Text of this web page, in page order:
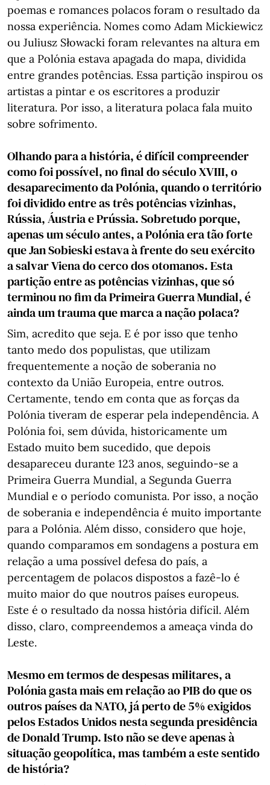
poemas e romances polacos foram o resultado da
nossa experiência. Nomes como Adam Mickiewicz
ou Juliusz Słowacki foram relevantes na altura em
que a Polónia estava apagada do mapa, dividida
entre grandes potências. Essa partição inspirou os
artistas a pintar e os escritores a produzir
literatura. Por isso, a literatura polaca fala muito
sobre sofrimento.
Olhando para a história, é difícil compreender
como foi possível, no final do século XVIII, o
desaparecimento da Polónia, quando o território
foi dividido entre as três potências vizinhas,
Rússia, Áustria e Prússia. Sobretudo porque,
apenas um século antes, a Polónia era tão forte
que Jan Sobieski estava à frente do seu exército
a salvar Viena do cerco dos otomanos. Esta
partição entre as potências vizinhas, que só
terminou no fim da Primeira Guerra Mundial, é
ainda um trauma que marca a nação polaca?
Sim, acredito que seja. E é por isso que tenho
tanto medo dos populistas, que utilizam
frequentemente a noção de soberania no
contexto da União Europeia, entre outros.
Certamente, tendo em conta que as forças da
Polónia tiveram de esperar pela independência. A
Polónia foi, sem dúvida, historicamente um
Estado muito bem sucedido, que depois
desapareceu durante 123 anos, seguindo-se a
Primeira Guerra Mundial, a Segunda Guerra
Mundial e o período comunista. Por isso, a noção
de soberania e independência é muito importante
para a Polónia. Além disso, considero que hoje,
quando comparamos em sondagens a postura em
relação a uma possível defesa do país, a
percentagem de polacos dispostos a fazê-lo é
muito maior do que noutros países europeus.
Este é o resultado da nossa história difícil. Além
disso, claro, compreendemos a ameaça vinda do
Leste.
Mesmo em termos de despesas militares, a
Polónia gasta mais em relação ao PIB do que os
outros países da NATO, já perto de 5% exigidos
pelos Estados Unidos nesta segunda presidência
de Donald Trump. Isto não se deve apenas à
situação geopolítica, mas também a este sentido
de história?